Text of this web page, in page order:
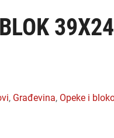
, građevina, opeke i